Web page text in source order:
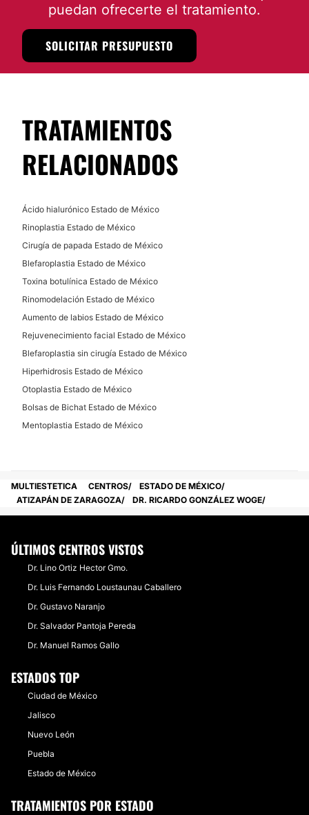
Atención en:
English
Español
Financiación o facilidades de pago:
Métodos de pago aceptados:
Transferencia Bancaria
Paypal
puedan ofrecerte el tratamiento.
SOLICITAR PRESUPUESTO
TRATAMIENTOS
RELACIONADOS
Ácido hialurónico Estado de México
Rinoplastia Estado de México
Cirugía de papada Estado de México
Blefaroplastia Estado de México
Toxina botulínica Estado de México
Rinomodelación Estado de México
Aumento de labios Estado de México
Rejuvenecimiento facial Estado de México
Blefaroplastia sin cirugía Estado de México
Hiperhidrosis Estado de México
Otoplastia Estado de México
Bolsas de Bichat Estado de México
Mentoplastia Estado de México
MULTIESTETICA CENTROS
ESTADO DE MÉXICO
ATIZAPÁN DE ZARAGOZA
DR. RICARDO GONZÁLEZ WOGE
ÚLTIMOS CENTROS VISTOS
Dr. Lino Ortiz Hector Gmo.
Dr. Luis Fernando Loustaunau Caballero
Dr. Gustavo Naranjo
Dr. Salvador Pantoja Pereda
Dr. Manuel Ramos Gallo
ESTADOS TOP
Ciudad de México
Jalisco
Nuevo León
Puebla
Estado de México
TRATAMIENTOS POR ESTADO